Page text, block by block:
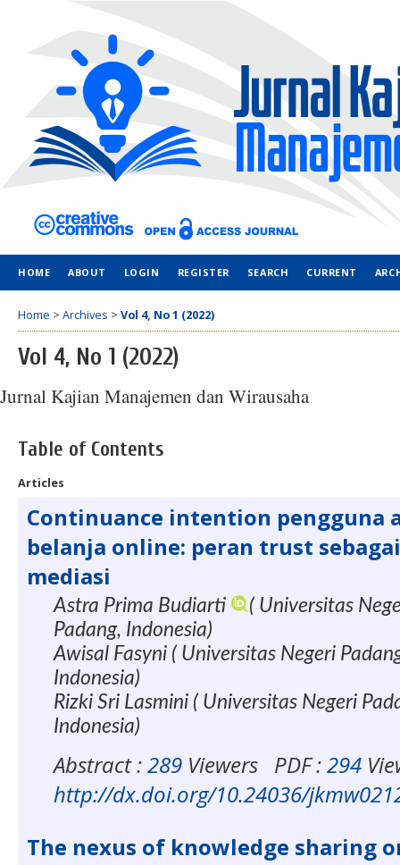
HOME ABOUT LOGIN REGISTER SEARCH CURRENT
Home > Archives > Vol 4, No 1 (2022)
Vol 4, No 1 (2022)
Jurnal Kajian Manajemen dan Wirausaha
Table of Contents
Articles
Continuance intention pengguna
belanja online: peran trust
mediasi
Astra Prima Budiarti
( Universitas
Padang, Indonesia)
Awisal Fasyni ( Universitas Negeri
Indonesia)
Rizki Sri Lasmini ( Universitas Negeri
Indonesia)
Abstract :289 Viewers PDF :294
http://dx.doi.org/10.24036/
The nexus of knowledge sharing